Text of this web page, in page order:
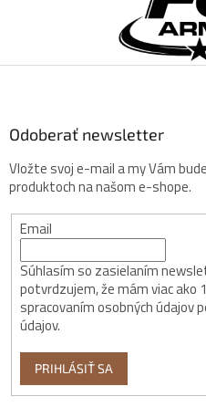
t
Odoberať newsletter
Vložte svoj e-mail a my Vám
produktoch na našom e-shope.
Email
Súhlasím so zasielaním
potvrdzujem, že mám viac ako
spracovaním osobných údajov
údajov.
PRIHLÁSIŤ SA